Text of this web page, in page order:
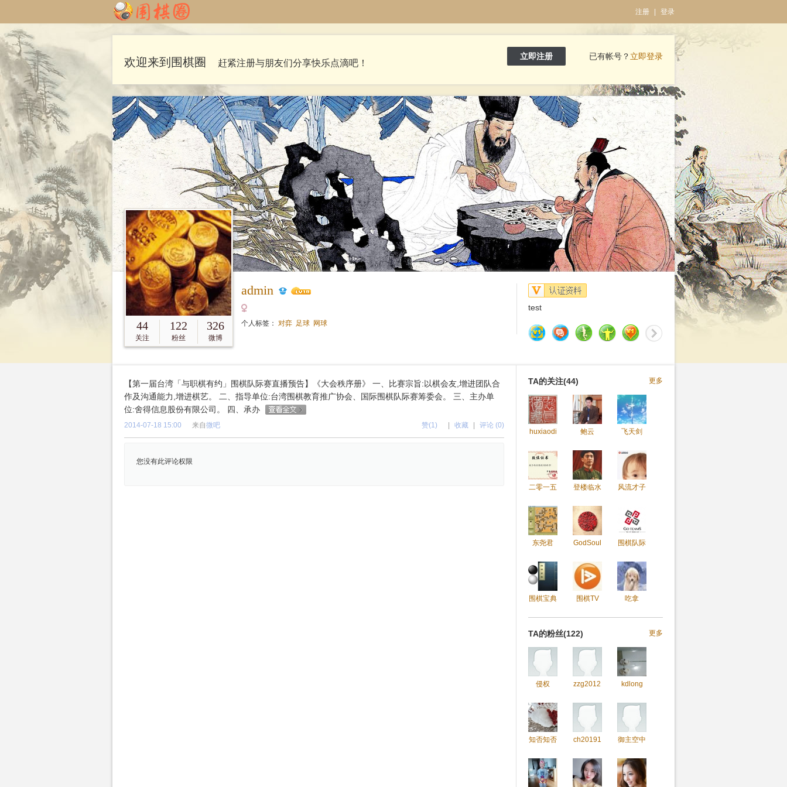
注册 登录
立即注册 已有帐号？ 立即登录
欢迎来到围棋圈 赶紧注册与朋友们分享快乐点滴吧！
44
关注
122
粉丝
326
微博
admin
个人标签： 对弈 足球 网球
test
更多
TA的关注(44)
huxiaodi 鲍云 飞天剑
二零一五 登楼临水 风流才子
东尧君 GodSoul 围棋队际
围棋宝典 围棋TV 吃拿
更多
TA的粉丝(122)
侵权 zzg20121 kdlong
知否知否 ch201910 御主空中
【第一届台湾「与职棋有约」围棋队际赛直播预告】《大会秩序册》 一、比赛宗旨:以棋会友,增进团队合
作及沟通能力,增进棋艺。 二、指导单位:台湾围棋教育推广协会、国际围棋队际赛筹委会。 三、主办单
位:舍得信息股份有限公司。 四、承办
赞(1) 收藏 评论 (0)
2014-07-18 15:00 来自微吧
您没有此评论权限